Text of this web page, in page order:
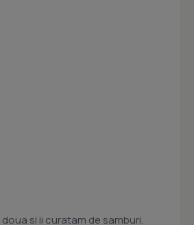
si ii curatam de samburi.